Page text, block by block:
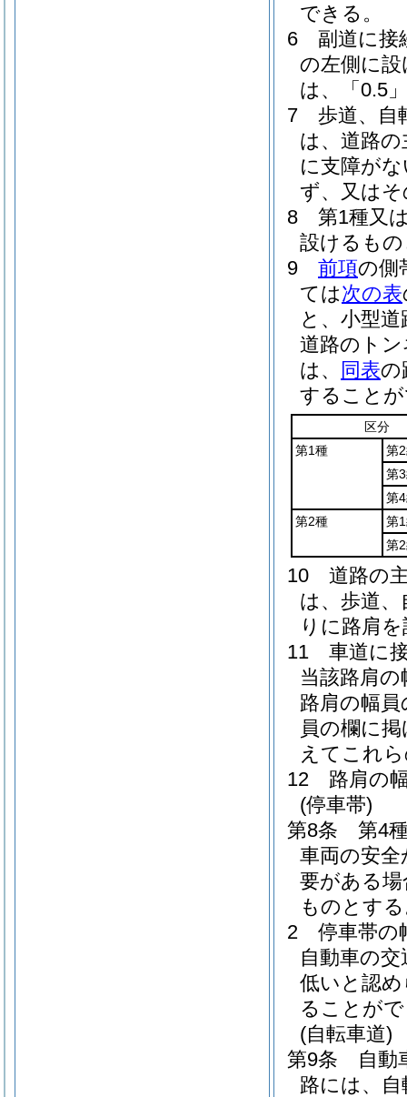
できる。
6
副道に接
の左側に
は、「0.5
7
歩道、自
は、道路
に支障が
ず、又は
8
第1種又
設けるも
9
前項の側
ては次の表
と、小型
道路のト
は、
同表の
すること
区分
第1種
第
第
第
第2種
第
第
10
道路の
は、歩道
りに路肩
11
車道に
当該路肩
路肩の幅
員の欄に
えてこれ
12
路肩の
(停車帯)
第8条
第4
車両の安
要がある
ものとす
2
停車帯の
自動車の
低いと認
ることが
(自転車道)
第9条
自動
路には、